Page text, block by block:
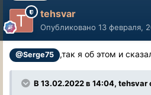
tehsvar
Опубликовано 13 февраля,
@Serge75 ,так я об этом и
В 13.02.2022 в 14:04, tehsvar